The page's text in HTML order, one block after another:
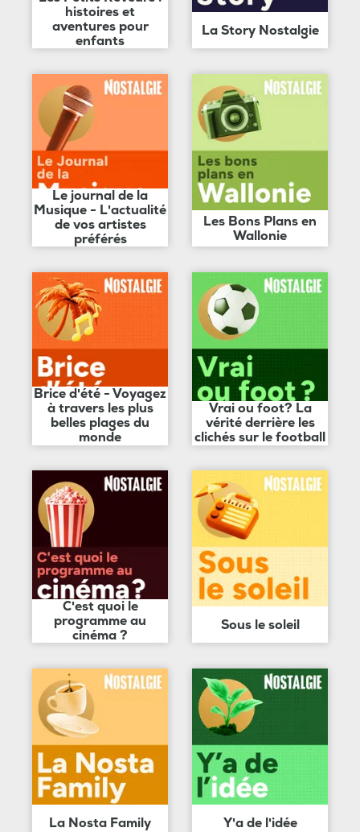
histoires et
aventures pour
enfants
La Story Nostalgie
Le journal de la
Musique - L'actualité
de vos artistes
préférés
Les Bons Plans en
Wallonie
Brice d'été - Voyagez
à travers les plus
belles plages du
monde
Vrai ou foot? La
vérité derrière les
clichés sur le football
C'est quoi le
programme au
cinéma ?
Sous le soleil
La Nosta Family Y'a de l'idée